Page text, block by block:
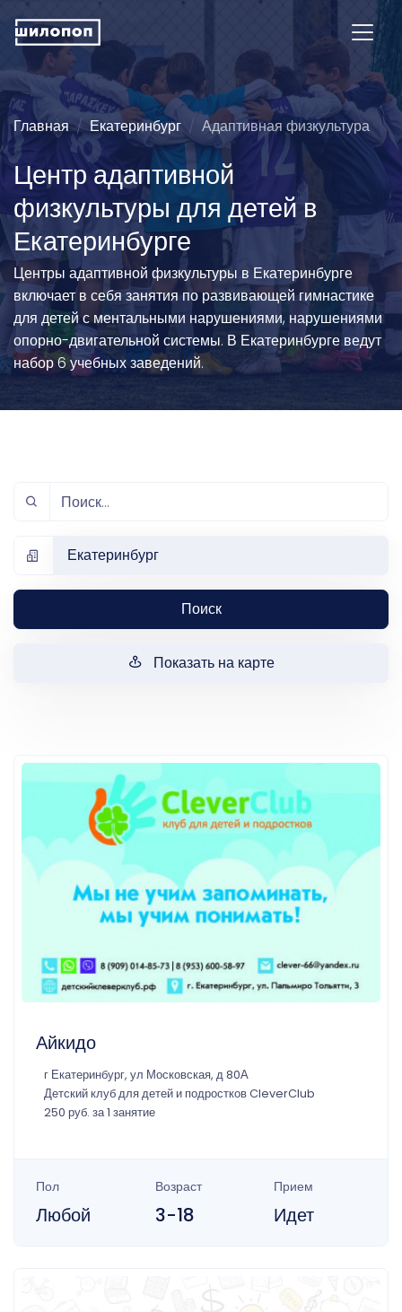
Главная Екатеринбург Адаптивная физкультура
Центр адаптивной
физкультуры для детей в
Екатеринбурге
Центры адаптивной физкультуры в Екатеринбурге
включает в себя занятия по развивающей гимнастике
для детей с ментальными нарушениями, нарушениями
опорно-двигательной системы. В Екатеринбурге ведут
набор 6 учебных заведений.
Екатеринбург
Поиск
Показать на карте
Айкидо
г Екатеринбург, ул Московская, д 80А
Детский клуб для детей и подростков CleverClub
250 руб. за 1 занятие
Пол
Любой
Возраст
3-18
Прием
Идет